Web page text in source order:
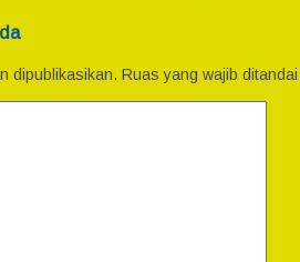
dipublikasikan. Ruas yang wajib ditandai